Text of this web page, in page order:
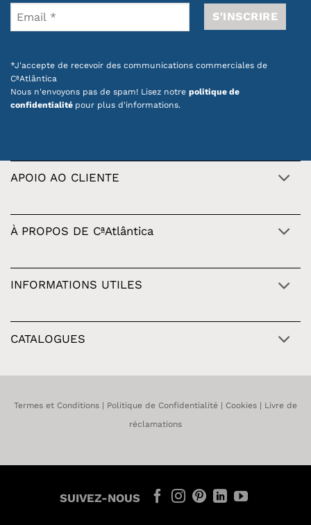
*J'accepte de recevoir des communications commerciales de
CªAtlântica
Nous n'envoyons pas de spam! Lisez notre politique de
confidentialité pour plus d'informations.
APOIO AO CLIENTE
À PROPOS DE CªAtlântica
INFORMATIONS UTILES
CATALOGUES
Termes et Conditions | Politique de Confidentialité | Cookies | Livre de
réclamations
SUIVEZ-NOUS